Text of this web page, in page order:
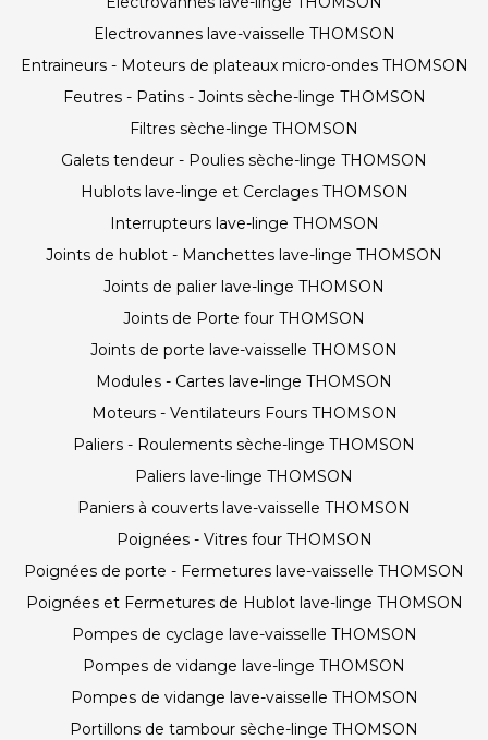
Electrovannes lave-vaisselle THOMSON
Entraineurs - Moteurs de plateaux micro-ondes THOMSON
Feutres - Patins - Joints sèche-linge THOMSON
Filtres sèche-linge THOMSON
Galets tendeur - Poulies sèche-linge THOMSON
Hublots lave-linge et Cerclages THOMSON
Interrupteurs lave-linge THOMSON
Joints de hublot - Manchettes lave-linge THOMSON
Joints de palier lave-linge THOMSON
Joints de Porte four THOMSON
Joints de porte lave-vaisselle THOMSON
Modules - Cartes lave-linge THOMSON
Moteurs - Ventilateurs Fours THOMSON
Paliers - Roulements sèche-linge THOMSON
Paliers lave-linge THOMSON
Paniers à couverts lave-vaisselle THOMSON
Poignées - Vitres four THOMSON
Poignées de porte - Fermetures lave-vaisselle THOMSON
Poignées et Fermetures de Hublot lave-linge THOMSON
Pompes de cyclage lave-vaisselle THOMSON
Pompes de vidange lave-linge THOMSON
Pompes de vidange lave-vaisselle THOMSON
Portillons de tambour sèche-linge THOMSON